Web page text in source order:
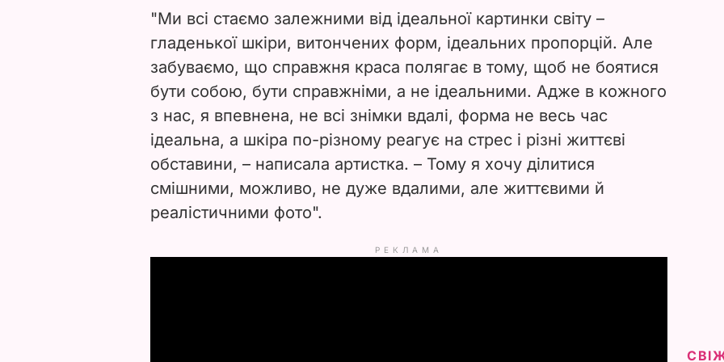
"Ми всі стаємо залежними від ідеальної картинки світу –
гладенької шкіри, витончених форм, ідеальних пропорцій. Але
забуваємо, що справжня краса полягає в тому, щоб не боятися
бути собою, бути справжніми, а не ідеальними. Адже в кожного
з нас, я впевнена, не всі знімки вдалі, форма не весь час
ідеальна, а шкіра по-різному реагує на стрес і різні життєві
обставини, – написала артистка. – Тому я хочу ділитися
смішними, можливо, не дуже вдалими, але життєвими й
реалістичними фото".
РЕКЛАМА